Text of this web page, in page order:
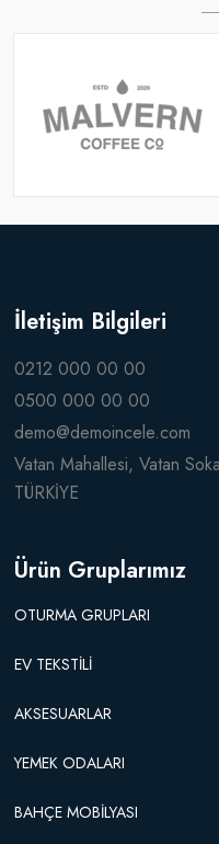
İletişim Bilgileri
0212 000 00 00
0500 000 00 00
demo@demoincele.com
Vatan Mahallesi, Vatan
TÜRKİYE
Ürün Gruplarımız
OTURMA GRUPLARI
EV TEKSTİLİ
AKSESUARLAR
YEMEK ODALARI
BAHÇE MOBİLYASI